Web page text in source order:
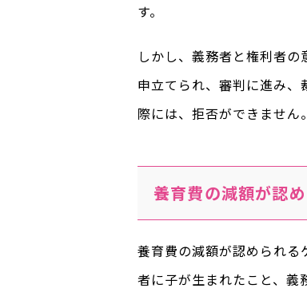
す。
しかし、義務者と権利者
申立てられ、審判に進み、
際には、拒否ができません。
養育費の減額が認
養育費の減額が認められる
者に子が生まれたこと、義